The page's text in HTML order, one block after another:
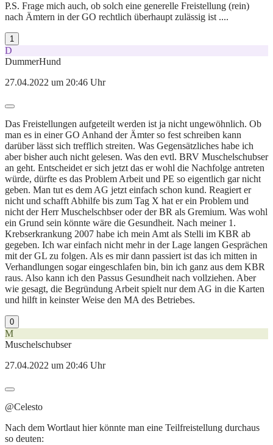
P.S. Frage mich auch, ob solch eine generelle Freistellung (rein)
nach Ämtern in der GO rechtlich überhaupt zulässig ist ....
1
D
DummerHund
27.04.2022 um 20:46 Uhr
Das Freistellungen aufgeteilt werden ist ja nicht ungewöhnlich. Ob
man es in einer GO Anhand der Ämter so fest schreiben kann
darüber lässt sich trefflich streiten. Was Gegensätzliches habe ich
aber bisher auch nicht gelesen. Was den evtl. BRV Muschelschubser
an geht. Entscheidet er sich jetzt das er wohl die Nachfolge antreten
würde, dürfte es das Problem Arbeit und PE so eigentlich gar nicht
geben. Man tut es dem AG jetzt einfach schon kund. Reagiert er
nicht und schafft Abhilfe bis zum Tag X hat er ein Problem und
nicht der Herr Muschelschbser oder der BR als Gremium. Was wohl
ein Grund sein könnte wäre die Gesundheit. Nach meiner 1.
Krebserkrankung 2007 habe ich mein Amt als Stelli im KBR ab
gegeben. Ich war einfach nicht mehr in der Lage langen Gesprächen
mit der GL zu folgen. Als es mir dann passiert ist das ich mitten in
Verhandlungen sogar eingeschlafen bin, bin ich ganz aus dem KBR
raus. Also kann ich den Passus Gesundheit nach vollziehen. Aber
wie gesagt, die Begründung Arbeit spielt nur dem AG in die Karten
und hilft in keinster Weise den MA des Betriebes.
0
M
Muschelschubser
27.04.2022 um 20:46 Uhr
@Celesto
Nach dem Wortlaut hier könnte man eine Teilfreistellung durchaus
so deuten: